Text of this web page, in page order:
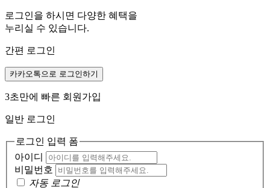
로그인을 하시면 다양한 혜택을
누리실 수 있습니다.
간편 로그인
카카오톡으로 로그인하기
3초만에 빠른 회원가입
일반 로그인
로그인 입력 폼
아이디
비밀번호
자동 로그인